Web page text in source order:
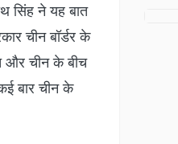
सिंह ने यह बात
चीन बॉर्डर के
और चीन के बीच
बार चीन के